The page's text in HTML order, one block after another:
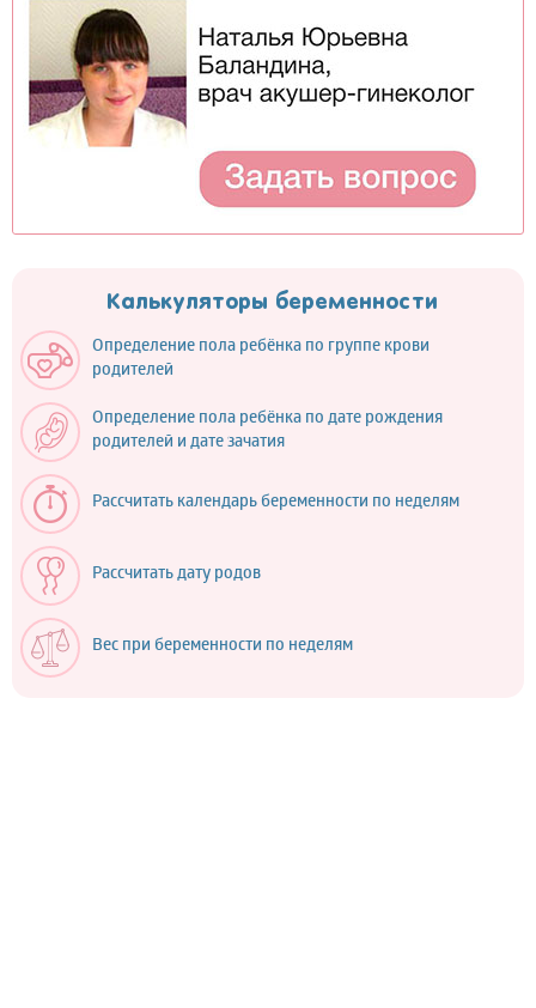
Калькуляторы беременности
Определение пола ребёнка по группе крови
родителей
Определение пола ребёнка по дате рождения
родителей и дате зачатия
Рассчитать календарь беременности по неделям
Рассчитать дату родов
Вес при беременности по неделям